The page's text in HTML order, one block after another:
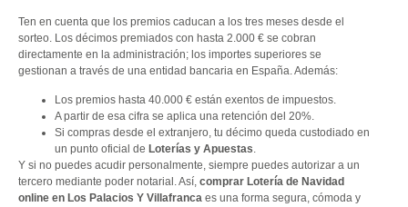
Ten en cuenta que los premios caducan a los tres meses desde el
sorteo. Los décimos premiados con hasta 2.000 € se cobran
directamente en la administración; los importes superiores se
gestionan a través de una entidad bancaria en España. Además:
Los premios hasta 40.000 € están exentos de impuestos.
A partir de esa cifra se aplica una retención del 20%.
Si compras desde el extranjero, tu décimo queda custodiado en
un punto oficial de Loterías y Apuestas.
Y si no puedes acudir personalmente, siempre puedes autorizar a un
tercero mediante poder notarial. Así, comprar Lotería de Navidad
online en Los Palacios Y Villafranca es una forma segura, cómoda y